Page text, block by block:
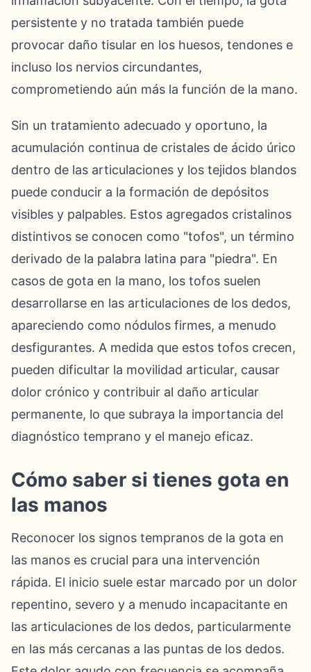
persistente y no tratada también puede
provocar daño tisular en los huesos, tendones e
incluso los nervios circundantes,
comprometiendo aún más la función de la mano.
Sin un tratamiento adecuado y oportuno, la
acumulación continua de cristales de ácido úrico
dentro de las articulaciones y los tejidos blandos
puede conducir a la formación de depósitos
visibles y palpables. Estos agregados cristalinos
distintivos se conocen como "tofos", un término
derivado de la palabra latina para "piedra". En
casos de gota en la mano, los tofos suelen
desarrollarse en las articulaciones de los dedos,
apareciendo como nódulos firmes, a menudo
desfigurantes. A medida que estos tofos crecen,
pueden dificultar la movilidad articular, causar
dolor crónico y contribuir al daño articular
permanente, lo que subraya la importancia del
diagnóstico temprano y el manejo eficaz.
Cómo saber si tienes gota en
las manos
Reconocer los signos tempranos de la gota en
las manos es crucial para una intervención
rápida. El inicio suele estar marcado por un dolor
repentino, severo y a menudo incapacitante en
las articulaciones de los dedos, particularmente
en las más cercanas a las puntas de los dedos.